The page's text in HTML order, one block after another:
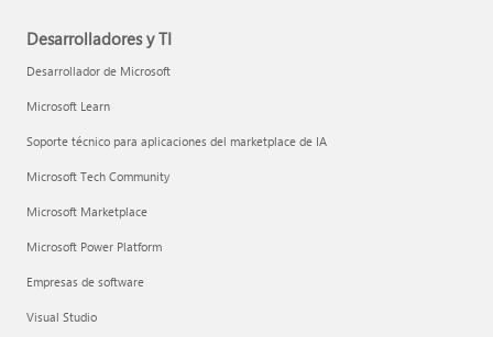
Desarrolladores y TI
Desarrollador de Microsoft
Microsoft Learn
Soporte técnico para aplicaciones del marketplace de IA
Microsoft Tech Community
Microsoft Marketplace
Microsoft Power Platform
Empresas de software
Visual Studio